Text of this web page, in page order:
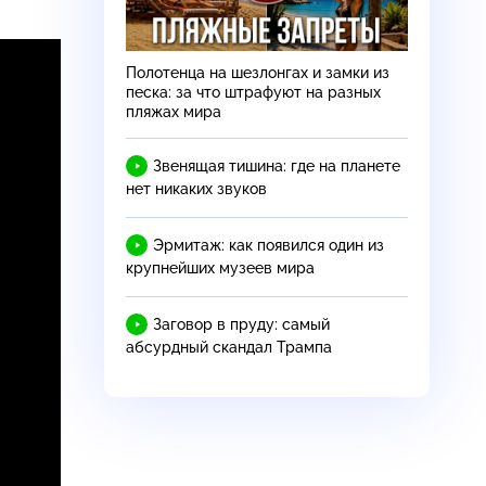
Полотенца на шезлонгах и замки из
песка: за что штрафуют на разных
пляжах мира
Звенящая тишина: где на планете
нет никаких звуков
Эрмитаж: как появился один из
крупнейших музеев мира
Заговор в пруду: самый
абсурдный скандал Трампа